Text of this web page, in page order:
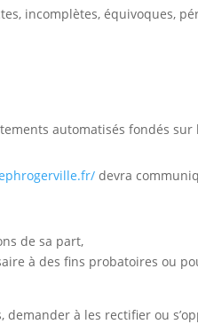
incomplètes, équivoques,
automatisés fondés sur
devra
de sa part,
à des fins probatoires ou
demander à les rectifier ou